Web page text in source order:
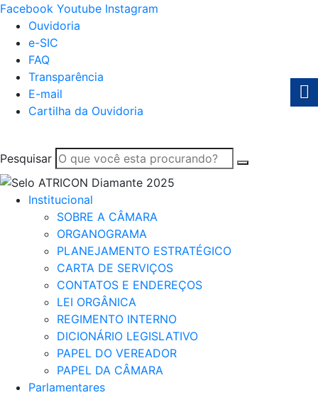
Facebook Youtube Instagram
Ouvidoria
e-SIC
FAQ
Transparência
E-mail
Cartilha da Ouvidoria
Pesquisar
Institucional
SOBRE A CÂMARA
ORGANOGRAMA
PLANEJAMENTO ESTRATÉGICO
CARTA DE SERVIÇOS
CONTATOS E ENDEREÇOS
LEI ORGÂNICA
REGIMENTO INTERNO
DICIONÁRIO LEGISLATIVO
PAPEL DO VEREADOR
PAPEL DA CÂMARA
Parlamentares